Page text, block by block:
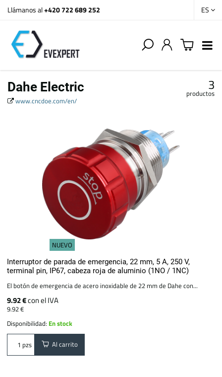
Llámanos al+420 722 689 252 ES
Dahe Electric
www.cncdoe.com/en/
3
productos
NUEVO
Interruptor de parada de emergencia, 22 mm, 5 A, 250 V,
terminal pin, IP67, cabeza roja de aluminio (1NO / 1NC)
El botón de emergencia de acero inoxidable de 22 mm de Dahe con...
9.92 €con el IVA
9.92 €
Disponibilidad: En stock
pzs Al carrito